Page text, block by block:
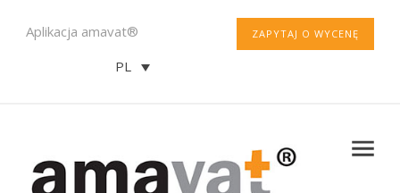
ZAPYTAJ O WYCENĘ
Aplikacja amavat®
PL